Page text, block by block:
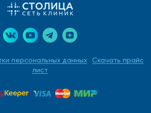
персональных данных
Скачать прайс
лист